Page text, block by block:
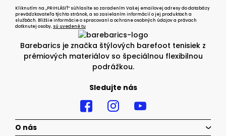
Barebarics je značka štýlových barefoot tenisiek z
prémiových materiálov so špeciálnou flexibilnou
podrážkou.
Sledujte nás
Kliknutím na „PRIHLÁSIŤ“ súhlasíte so zaradením Vašej emailovej adresy do databázy
prevádzkovateľa týchto stránok, a so zasielaním informácií o jej produktoch a
službách. Bližšie informácie o spracovaní a ochrane osobných údajov a právach
dotknutej osoby, sú uvedené tu
O nás